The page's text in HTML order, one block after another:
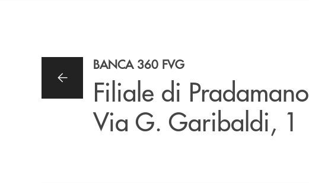
BANCA 360 FVG
Filiale di Pradamano
Via G. Garibaldi, 1